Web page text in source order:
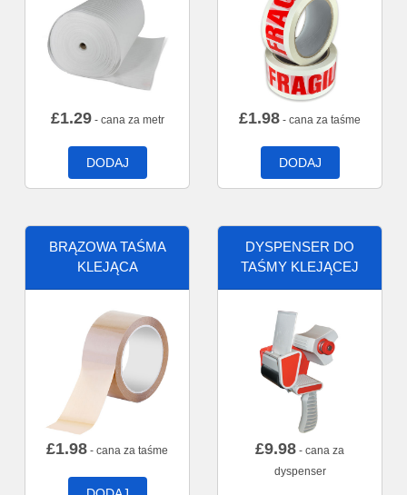
£1.29- cana za metr
DODAJ
£1.98 - cana za taśme
DODAJ
BRĄZOWA TAŚMA
KLEJĄCA
£1.98 - cana za taśme
DYSPENSER DO
TAŚMY KLEJĄCEJ
£9.98 - cana za
dyspenser